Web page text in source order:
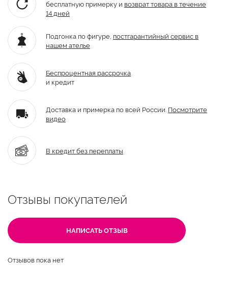
бесплатную примерку и возврат товара в течение
14 дней
Подгонка по фигуре, постгарантийный сервис в
нашем ателье
Беспроцентная рассрочка
и кредит
Доставка и примерка по всей России. Посмотрите
видео
В кредит без переплаты
Отзывы покупателей
НАПИСАТЬ ОТЗЫВ
Отзывов пока нет